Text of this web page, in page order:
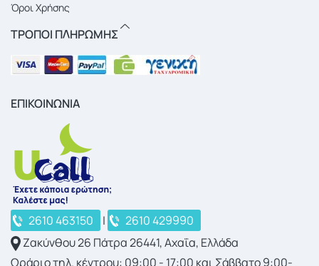
Όροι Χρήσης
ΤΡΟΠΟΙ ΠΛΗΡΩΜΗΣ
ΕΠΙΚΟΙΝΩΝΙΑ
2610 463150 |
2610 429990
Ζακύνθου 26 Πάτρα 26441, Αχαΐα, Ελλάδα
Ωράριο τηλ. κέντρου: 09:00 - 17:00 και Σάββατο 9:00-